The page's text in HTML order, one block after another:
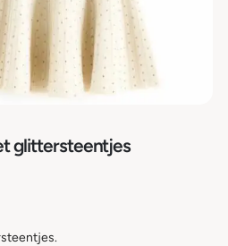
glittersteentjes